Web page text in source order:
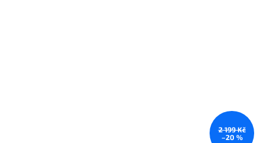
2 199 Kč
–20 %